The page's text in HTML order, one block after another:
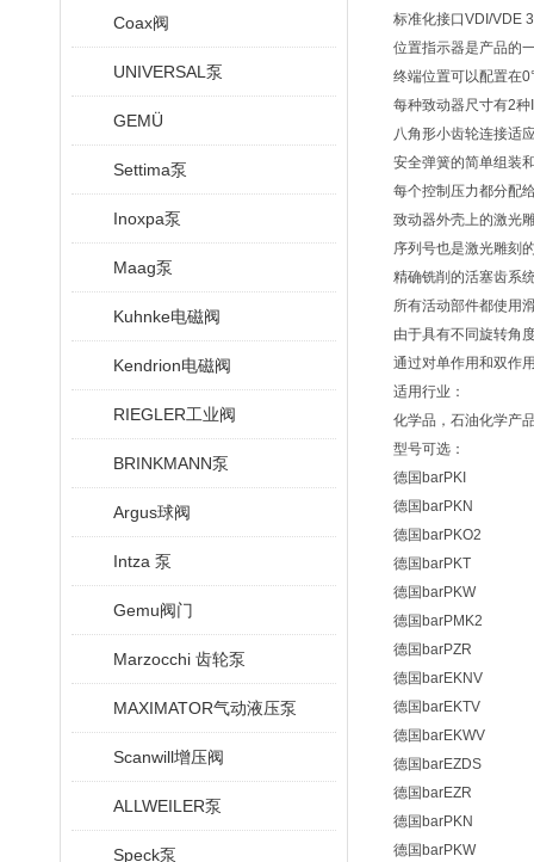
Coax阀
UNIVERSAL泵
GEMÜ
Settima泵
Inoxpa泵
Maag泵
Kuhnke电磁阀
Kendrion电磁阀
RIEGLER工业阀
BRINKMANN泵
Argus球阀
Intza 泵
Gemu阀门
Marzocchi 齿轮泵
MAXIMATOR气动液压泵
Scanwill增压阀
ALLWEILER泵
Speck泵
标准化接口VDI/VDE
位置指示器是产品的
终端位置可以配置在
每种致动器尺寸有2
八角形小齿轮连接适
安全弹簧的简单组装
每个控制压力都分配
致动器外壳上的激光
序列号也是激光雕刻
精确铣削的活塞齿系
所有活动部件都使用
由于具有不同旋转角
通过对单作用和双作
适用行业：
化学品，石油化学产
型号可选：
德国barPKI
德国barPKN
德国barPKO2
德国barPKT
德国barPKW
德国barPMK2
德国barPZR
德国barEKNV
德国barEKTV
德国barEKWV
德国barEZDS
德国barEZR
德国barPKN
德国barPKW